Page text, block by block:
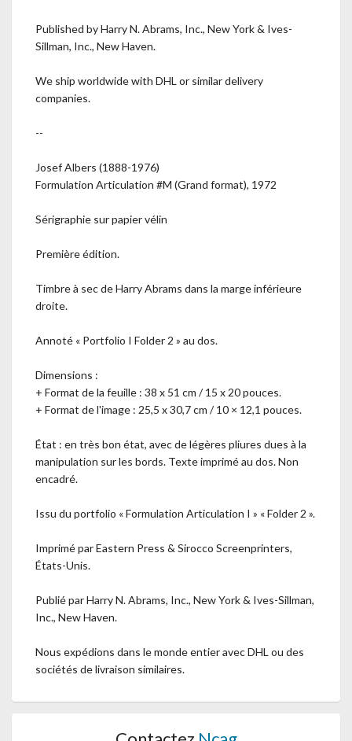
Published by Harry N. Abrams, Inc., New York & Ives-
Sillman, Inc., New Haven.
We ship worldwide with DHL or similar delivery
companies.
--
Josef Albers (1888-1976)
Formulation Articulation #M (Grand format), 1972
Sérigraphie sur papier vélin
Première édition.
Timbre à sec de Harry Abrams dans la marge inférieure
droite.
Annoté « Portfolio I Folder 2 » au dos.
Dimensions :
+ Format de la feuille : 38 x 51 cm / 15 x 20 pouces.
+ Format de l'image : 25,5 x 30,7 cm / 10 × 12,1 pouces.
État : en très bon état, avec de légères pliures dues à la
manipulation sur les bords. Texte imprimé au dos. Non
encadré.
Issu du portfolio « Formulation Articulation I » « Folder 2 ».
Imprimé par Eastern Press & Sirocco Screenprinters,
États-Unis.
Publié par Harry N. Abrams, Inc., New York & Ives-Sillman,
Inc., New Haven.
Nous expédions dans le monde entier avec DHL ou des
sociétés de livraison similaires.